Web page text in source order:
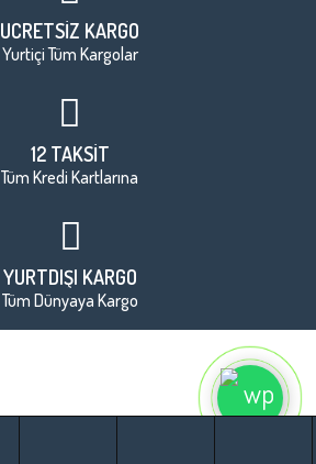
ÜCRETSİZ KARGO
Yurtiçi Tüm Kargolar
12 TAKSİT
Tüm Kredi Kartlarına
YURTDIŞI KARGO
Tüm Dünyaya Kargo